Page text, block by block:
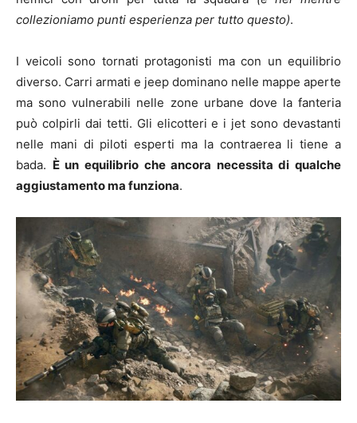
collezioniamo punti esperienza per tutto questo).
I veicoli sono tornati protagonisti ma con un equilibrio
diverso. Carri armati e jeep dominano nelle mappe aperte
ma sono vulnerabili nelle zone urbane dove la fanteria
può colpirli dai tetti. Gli elicotteri e i jet sono devastanti
nelle mani di piloti esperti ma la contraerea li tiene a
bada. È un equilibrio che ancora necessita di qualche
aggiustamento ma funziona.